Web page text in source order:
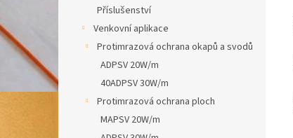
Příslušenství
Venkovní aplikace
Protimrazová ochrana okapů a svodů
ADPSV 20W/m
40ADPSV 30W/m
Protimrazová ochrana ploch
MAPSV 20W/m